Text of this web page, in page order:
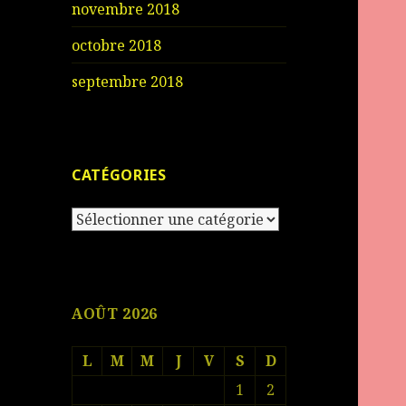
novembre 2018
octobre 2018
septembre 2018
CATÉGORIES
Catégories
AOÛT 2026
L M M J V S
D
1
2